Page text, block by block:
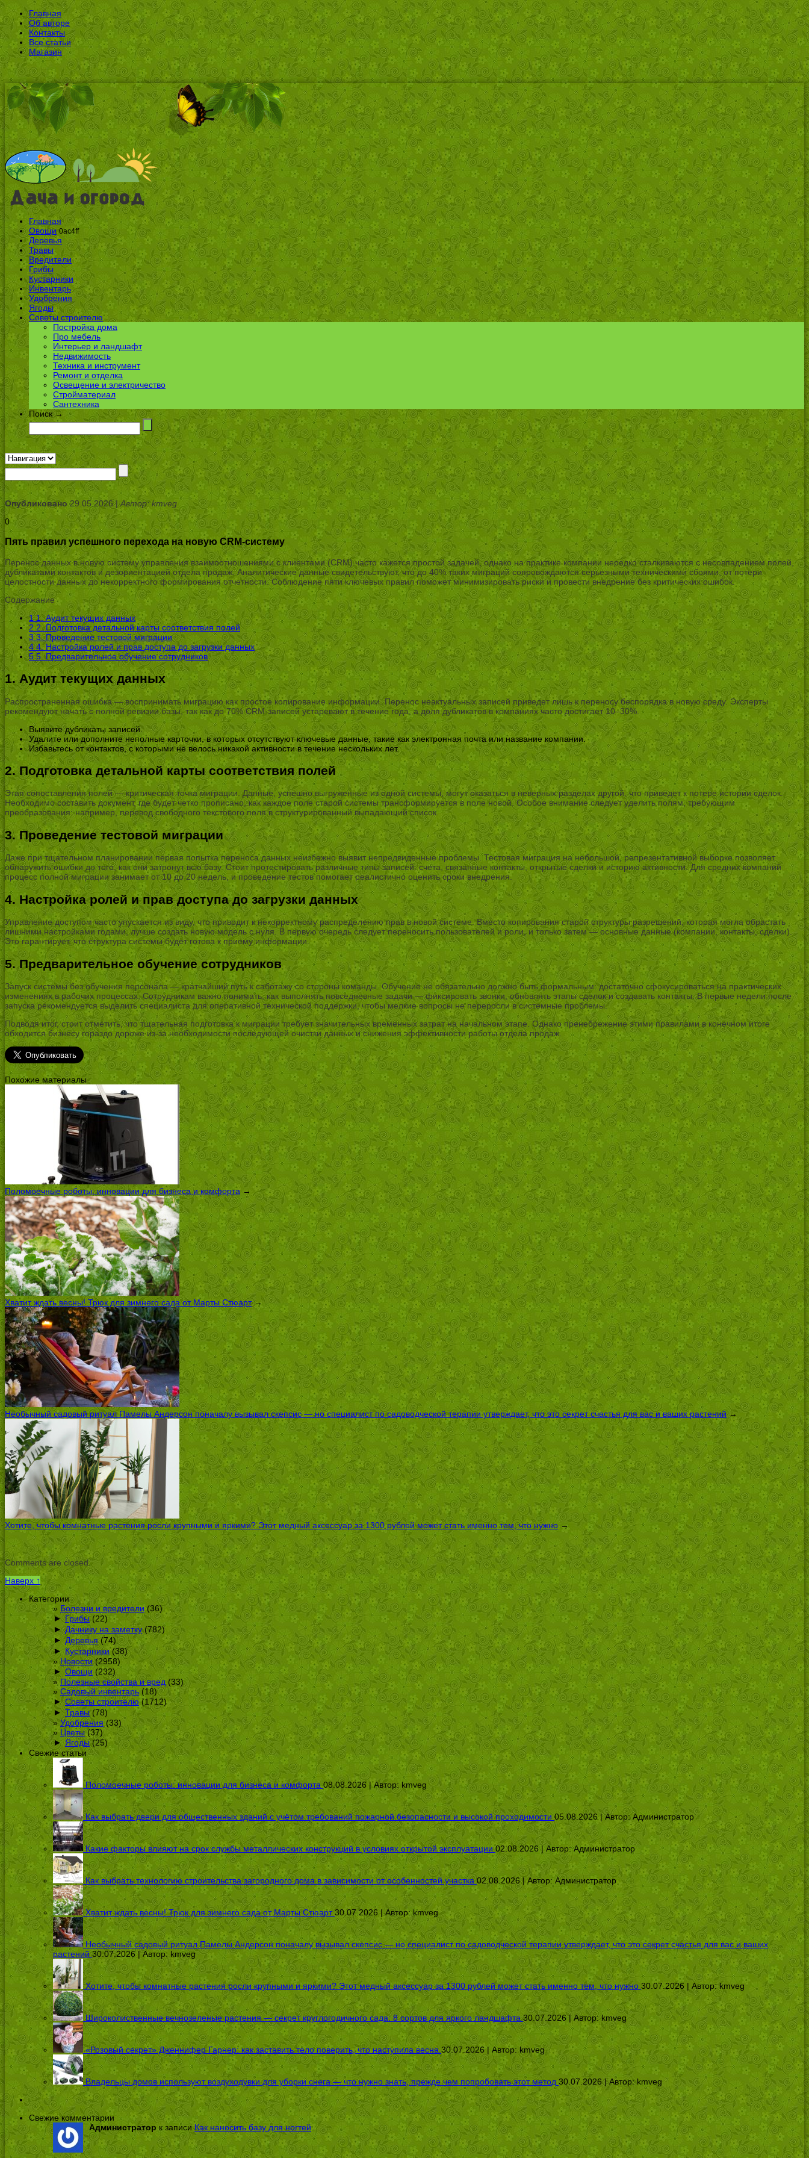
Главная
Об авторе
Контакты
Все статьи
Магазин
Главная
Овощи 0ac4ff
Деревья
Травы
Вредители
Грибы
Кустарники
Инвентарь
Удобрения
Ягоды
Советы строителю
Постройка дома
Про мебель
Интерьер и ландшафт
Недвижимость
Техника и инструмент
Ремонт и отделка
Освещение и электричество
Стройматериал
Сантехника
Поиск →
Опубликовано29.05.2026 |Автор: kmveg
0
Пять правил успешного перехода на новую CRM-систему
Перенос данных в новую систему управления взаимоотношениями с клиентами (CRM) часто кажется простой задачей, однако на практике компании нередко сталкиваются с несовпадением полей,
дубликатами контактов и дезориентацией отдела продаж. Аналитические данные свидетельствуют, что до 40% таких миграций сопровождаются серьезными техническими сбоями, от потери
целостности данных до некорректного формирования отчетности. Соблюдение пяти ключевых правил поможет минимизировать риски и провести внедрение без критических ошибок.
Содержание
11. Аудит текущих данных
2 2. Подготовка детальной карты соответствия полей
33. Проведение тестовой миграции
44. Настройка ролей и прав доступа до загрузки данных
55. Предварительное обучение сотрудников
1. Аудит текущих данных
Распространенная ошибка — воспринимать миграцию как простое копирование информации. Перенос неактуальных записей приведет лишь к переносу беспорядка в новую среду. Эксперты
рекомендуют начать с полной ревизии базы, так как до 70% CRM-записей устаревают в течение года, а доля дубликатов в компаниях часто достигает 10–30%.
Выявите дубликаты записей.
Удалите или дополните неполные карточки, в которых отсутствуют ключевые данные, такие как электронная почта или название компании.
Избавьтесь от контактов, с которыми не велось никакой активности в течение нескольких лет.
2. Подготовка детальной карты соответствия полей
Этап сопоставления полей — критическая точка миграции. Данные, успешно выгруженные из одной системы, могут оказаться в неверных разделах другой, что приведет к потере истории сделок.
Необходимо составить документ, где будет четко прописано, как каждое поле старой системы трансформируется в поле новой. Особое внимание следует уделить полям, требующим
преобразования: например, перевод свободного текстового поля в структурированный выпадающий список.
3. Проведение тестовой миграции
Даже при тщательном планировании первая попытка переноса данных неизбежно выявит непредвиденные проблемы. Тестовая миграция на небольшой, репрезентативной выборке позволяет
обнаружить ошибки до того, как они затронут всю базу. Стоит протестировать различные типы записей: счета, связанные контакты, открытые сделки и историю активности. Для средних компаний
процесс полной миграции занимает от 10 до 20 недель, и проведение тестов помогает реалистично оценить сроки внедрения.
4. Настройка ролей и прав доступа до загрузки данных
Управление доступом часто упускается из виду, что приводит к некорректному распределению прав в новой системе. Вместо копирования старой структуры разрешений, которая могла обрастать
лишними настройками годами, лучше создать новую модель с нуля. В первую очередь следует переносить пользователей и роли, и только затем — основные данные (компании, контакты, сделки).
Это гарантирует, что структура системы будет готова к приему информации.
5. Предварительное обучение сотрудников
Запуск системы без обучения персонала — кратчайший путь к саботажу со стороны команды. Обучение не обязательно должно быть формальным: достаточно сфокусироваться на практических
изменениях в рабочих процессах. Сотрудникам важно понимать, как выполнять повседневные задачи — фиксировать звонки, обновлять этапы сделок и создавать контакты. В первые недели после
запуска рекомендуется выделить специалиста для оперативной технической поддержки, чтобы мелкие вопросы не переросли в системные проблемы.
Подводя итог, стоит отметить, что тщательная подготовка к миграции требует значительных временных затрат на начальном этапе. Однако пренебрежение этими правилами в конечном итоге
обходится бизнесу гораздо дороже из-за необходимости последующей очистки данных и снижения эффективности работы отдела продаж.
Похожие материалы
Поломоечные роботы: инновации для бизнеса и комфорта →
Хватит ждать весны! Трюк для зимнего сада от Марты Стюарт→
Необычный садовый ритуал Памелы Андерсон поначалу вызывал скепсис — но специалист по садоводческой терапии утверждает, что это секрет счастья для вас и ваших растений→
Хотите, чтобы комнатные растения росли крупными и яркими? Этот медный аксессуар за 1300 рублей может стать именно тем, что нужно →
Comments are closed.
Наверх ↑
Категории
Болезни и вредители(36)
► Грибы(22)
► Дачнику на заметку(782)
► Деревья(74)
► Кустарники(38)
Новости(2958)
► Овощи(232)
Полезные свойства и вред (33)
Садовый инвентарь (18)
► Советы строителю (1712)
► Травы(78)
Удобрения (33)
Цветы(37)
► Ягоды(25)
Свежие статьи
Поломоечные роботы: инновации для бизнеса и комфорта 08.08.2026 | Автор: kmveg
Как выбрать двери для общественных зданий с учётом требований пожарной безопасности и высокой проходимости 05.08.2026 | Автор:Администратор
Какие факторы влияют на срок службы металлических конструкций в условиях открытой эксплуатации 02.08.2026 | Автор:Администратор
Как выбрать технологию строительства загородного дома в зависимости от особенностей участка 02.08.2026 | Автор: Администратор
Хватит ждать весны! Трюк для зимнего сада от Марты Стюарт 30.07.2026 | Автор:kmveg
Необычный садовый ритуал Памелы Андерсон поначалу вызывал скепсис — но специалист по садоводческой терапии утверждает, что это секрет счастья для вас и ваших
растений 30.07.2026 | Автор: kmveg
Хотите, чтобы комнатные растения росли крупными и яркими? Этот медный аксессуар за 1300 рублей может стать именно тем, что нужно 30.07.2026 | Автор:kmveg
Широколиственные вечнозеленые растения — секрет круглогодичного сада: 8 сортов для яркого ландшафта 30.07.2026 | Автор:kmveg
«Розовый секрет» Дженнифер Гарнер: как заставить тело поверить, что наступила весна 30.07.2026 | Автор:kmveg
Владельцы домов используют воздуходувки для уборки снега — что нужно знать, прежде чем попробовать этот метод 30.07.2026 | Автор:kmveg
Свежие комментарии
Администратор к записиКак наносить базу для ногтей